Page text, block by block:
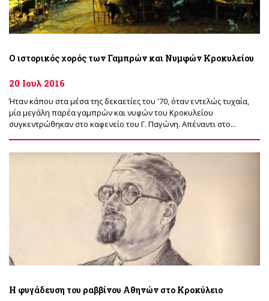
Ο ιστορικός χορός των Γαμπρών και Νυμφών Κροκυλείου
20 Ιουλ 2016
Ήταν κάπου στα μέσα της δεκαετίες του '70, όταν εντελώς τυχαία,
μία μεγάλη παρέα γαμπρών και νυφών του Κροκυλείου
συγκεντρώθηκαν στο καφενείο του Γ. Παγώνη. Απέναντι στο...
Η φυγάδευση του ραββίνου Αθηνών στο Κροκύλειο